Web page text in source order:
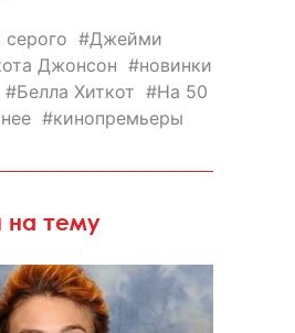
серого
Джейми
Джонсон
новинки
Белла Хиткот
На 50
кинопремьеры
на тему